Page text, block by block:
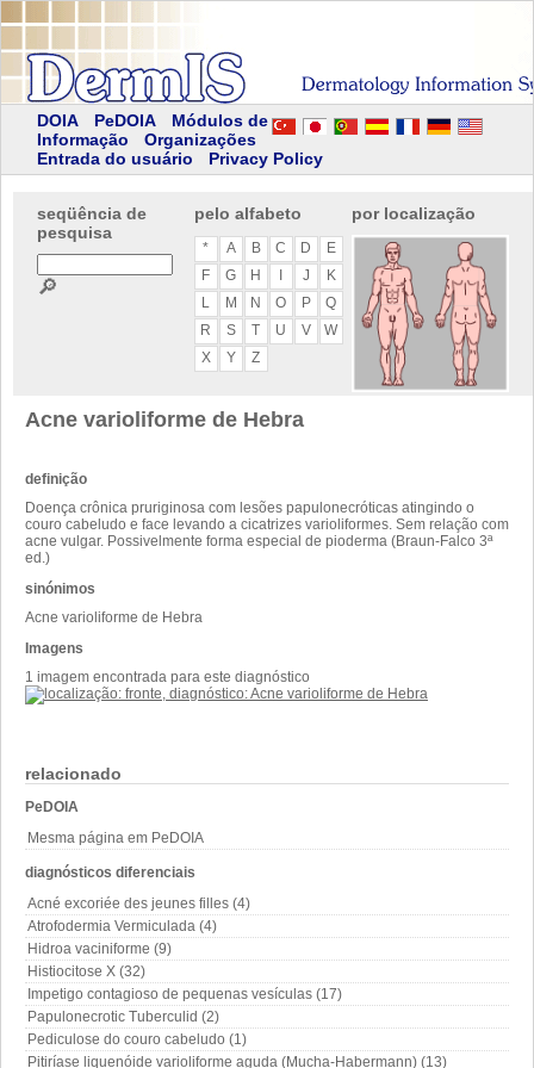
DOIA PeDOIA
Módulos de
Informação
Organizações
Entrada do usuário
Privacy Policy
seqüência de
pesquisa
🔎
pelo alfabeto
* A B C D
E
F
G H J
K
L
M N O P
Q
R
S T U V
W
X
Y Z
por localização
relacionado
PeDOIA
Mesma página em PeDOIA
diagnósticos diferenciais
Acné excoriée des jeunes filles (4)
Atrofodermia Vermiculada (4)
Hidroa vaciniforme (9)
Histiocitose X (32)
Impetigo contagioso de pequenas vesículas (17)
Papulonecrotic Tuberculid (2)
Pediculose do couro cabeludo (1)
Pitiríase liquenóide varioliforme aguda (Mucha-Habermann) (13)
Acne varioliforme de Hebra
definição
Doença crônica pruriginosa com lesões papulonecróticas atingindo o
couro cabeludo e face levando a cicatrizes varioliformes. Sem relação com
acne vulgar. Possivelmente forma especial de pioderma (Braun-Falco 3ª
ed.)
sinónimos
Acne varioliforme de Hebra
Imagens
1 imagem encontrada para este diagnóstico